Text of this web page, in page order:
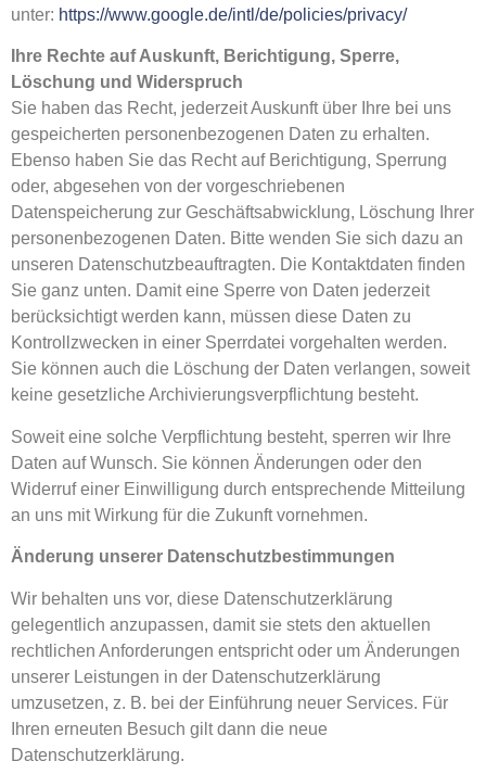
unter: https://www.google.de/intl/de/policies/privacy/
Ihre Rechte auf Auskunft, Berichtigung, Sperre,
Löschung und Widerspruch
Sie haben das Recht, jederzeit Auskunft über Ihre bei uns
gespeicherten personenbezogenen Daten zu erhalten.
Ebenso haben Sie das Recht auf Berichtigung, Sperrung
oder, abgesehen von der vorgeschriebenen
Datenspeicherung zur Geschäftsabwicklung, Löschung Ihrer
personenbezogenen Daten. Bitte wenden Sie sich dazu an
unseren Datenschutzbeauftragten. Die Kontaktdaten finden
Sie ganz unten. Damit eine Sperre von Daten jederzeit
berücksichtigt werden kann, müssen diese Daten zu
Kontrollzwecken in einer Sperrdatei vorgehalten werden.
Sie können auch die Löschung der Daten verlangen, soweit
keine gesetzliche Archivierungsverpflichtung besteht.
Soweit eine solche Verpflichtung besteht, sperren wir Ihre
Daten auf Wunsch. Sie können Änderungen oder den
Widerruf einer Einwilligung durch entsprechende Mitteilung
an uns mit Wirkung für die Zukunft vornehmen.
Änderung unserer Datenschutzbestimmungen
Wir behalten uns vor, diese Datenschutzerklärung
gelegentlich anzupassen, damit sie stets den aktuellen
rechtlichen Anforderungen entspricht oder um Änderungen
unserer Leistungen in der Datenschutzerklärung
umzusetzen, z. B. bei der Einführung neuer Services. Für
Ihren erneuten Besuch gilt dann die neue
Datenschutzerklärung.